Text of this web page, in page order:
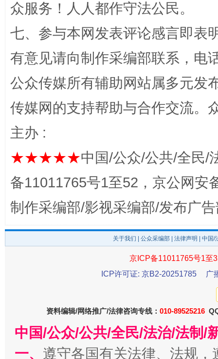
完善运行机制助力责任有效落实 一纸欠
东山县通报“牛蛙产品抗生素超标问题” 法
众服务！人人都作守法公民。
七、参与本网发表评论感言即表
有意见请向制作采编部联系，电
公众传媒所有辅助网站属多元发
传媒网的支持帮助与合作交流。
主办 :
★★★★★中国/公众/公共/全民/
备11011765号1至52，京公网安
制作采编部/影视采编部/发布广
关于我们 公众采编部 法律声明 | 中国
京ICP备11011765号1至
ICP许可证: 京B2-20251785
广
资料编辑/网络推广/法律咨询专线： 010-89525216
中国/公众/公共/全民/法治/法制/
一、 遵守各国有关法律、法规